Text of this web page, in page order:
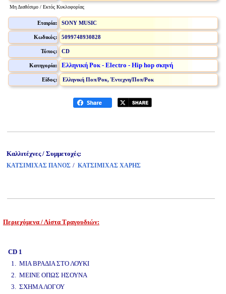
Μη Διαθέσιμο / Εκτός Κυκλοφορίας
Εταιρία: SONY MUSIC
Κωδικός: 5099748930828
Τύπος: CD
Κατηγορία: Ελληνική Ροκ - Electro - Hip hop σκηνή
Είδος: Ελληνική Ποπ/Ροκ, Έντεχνη/Ποπ/Ροκ
Καλλιτέχνες / Συμμετοχές:
ΚΑΤΣΙΜΙΧΑΣ ΠΑΝΟΣ / ΚΑΤΣΙΜΙΧΑΣ ΧΑΡΗΣ
Περιεχόμενα / Λίστα Τραγουδιών:
CD 1
1. ΜΙΑ ΒΡΑΔΙΑ ΣΤΟ ΛΟΥΚΙ
2. ΜΕΙΝΕ ΟΠΩΣ ΗΣΟΥΝΑ
3. ΣΧΗΜΑ ΛΟΓΟΥ